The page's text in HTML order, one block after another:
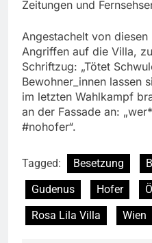
Zeitungen und
Angestachelt von
Angriffen auf die Villa,
Schriftzug: „Tötet
Bewohner_innen lassen
im letzten Wahlkampf
an der Fassade an:
#nohofer“.
Tagged: Besetzung
Gudenus
Hofer
Rosa Lila Villa
Wien